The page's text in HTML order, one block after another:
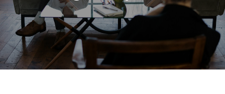
Oktatás
Cikkeink
Kapcsolat